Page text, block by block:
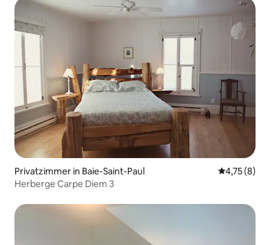
Privatzimmer in Baie-Saint-Paul
4,75 (8)
Herberge Carpe Diem 3